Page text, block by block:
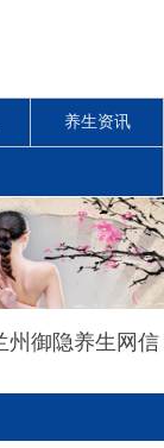
养生资讯
州御隐养生网信